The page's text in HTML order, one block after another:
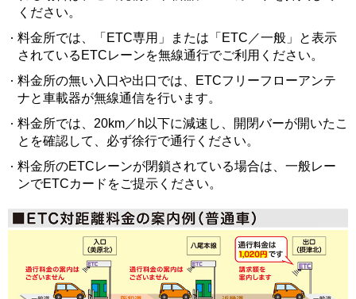
ください。
料金所では、「ETC専用」または「ETC／一般」と表示
されているETCレーンを無線通行でご利用ください。
料金所の無い入口や出口では、ETCフリーフローアンテ
ナと車載器が無線通信を行います。
料金所では、20km／h以下に減速し、開閉バーが開いたこ
とを確認して、必ず徐行で通行ください。
料金所のETCレーンが閉鎖されている場合は、一般レー
ンでETCカードをご提示ください。